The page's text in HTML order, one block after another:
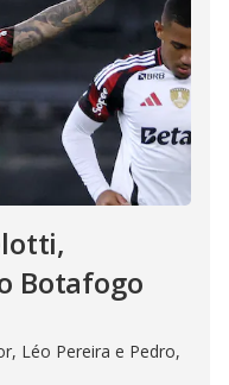
Botafogo
Léo Pereira e Pedro,